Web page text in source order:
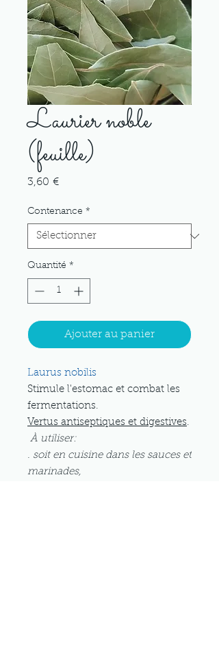
Laurier noble
(feuille)
3,60 €Prix
Contenance *
Quantité *
Ajouter au panier
Laurus nobilis
Stimule l'estomac et combat les
fermentations.
Vertus antiseptiques et digestives.
À utiliser:
. soit en cuisine dans les sauces et
marinades,